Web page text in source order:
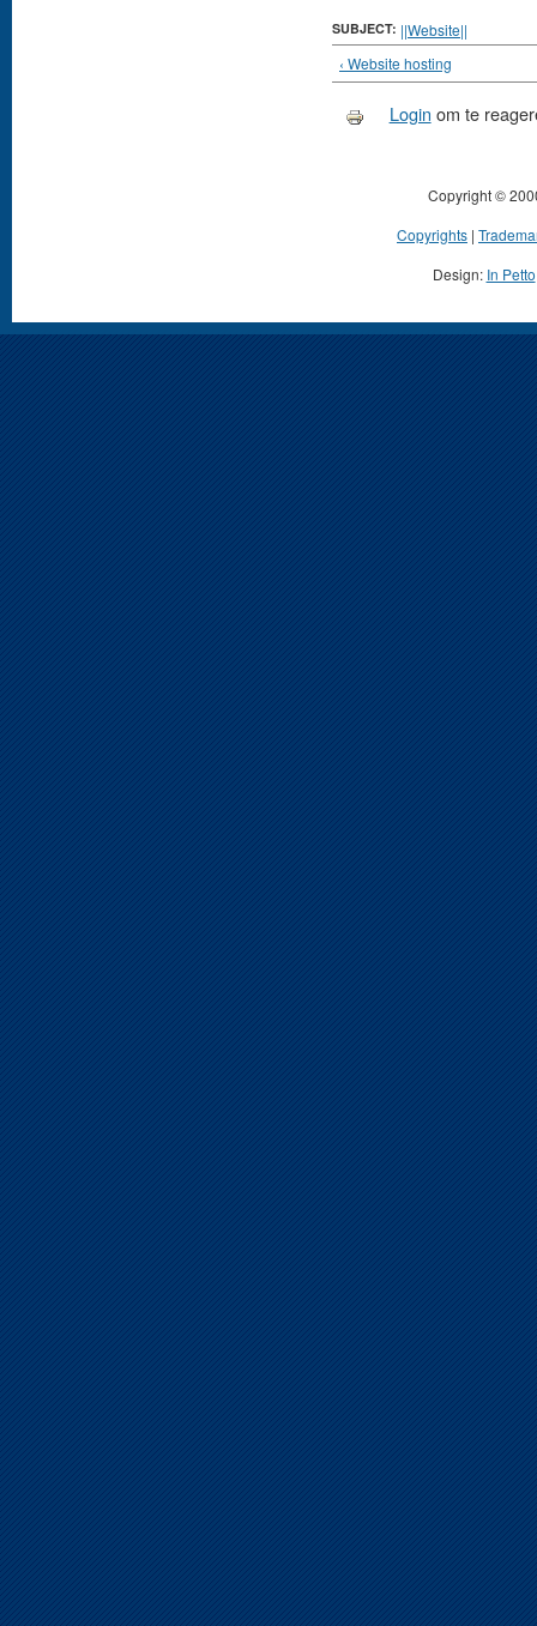
SUBJECT: ||Website||
‹ Website hosting
Login om te
Copyright ©
Copyrights |
Design: In Petto